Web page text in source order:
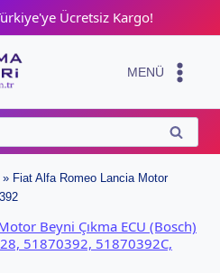
Ücretsiz Kargo!
MENÜ
ARA
» Fiat Alfa Romeo Lancia Motor